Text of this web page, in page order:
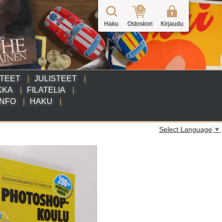
JULISTEET
FILATELIA
HAKU
Haku
0
Ostoskori Kirjaudu
Select Language ▼